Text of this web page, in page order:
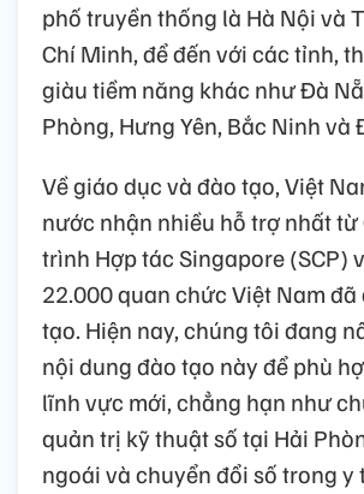
phố truyền thống là Hà Nội và
Chí Minh, để đến với các tỉnh,
giàu tiềm năng khác như Đà
Phòng, Hưng Yên, Bắc Ninh và
Về giáo dục và đào tạo, Việt
nước nhận nhiều hỗ trợ nhất từ
trình Hợp tác Singapore (SCP)
22.000 quan chức Việt Nam
tạo. Hiện nay, chúng tôi đang
nội dung đào tạo này để phù
lĩnh vực mới, chẳng hạn như
quản trị kỹ thuật số tại Hải
ngoái và chuyển đổi số trong y